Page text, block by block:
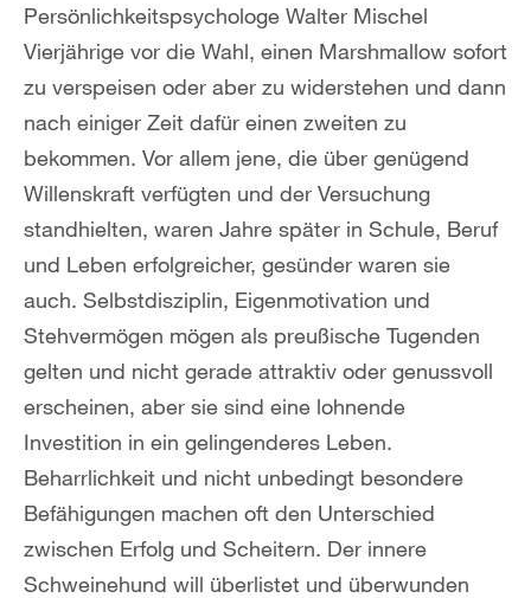
Persönlichkeitspsychologe Walter Mischel
Vierjährige vor die Wahl, einen Marshmallow sofort
zu verspeisen oder aber zu widerstehen und dann
nach einiger Zeit dafür einen zweiten zu
bekommen. Vor allem jene, die über genügend
Willenskraft verfügten und der Versuchung
standhielten, waren Jahre später in Schule, Beruf
und Leben erfolgreicher, gesünder waren sie
auch. Selbstdisziplin, Eigenmotivation und
Stehvermögen mögen als preußische Tugenden
gelten und nicht gerade attraktiv oder genussvoll
erscheinen, aber sie sind eine lohnende
Investition in ein gelingenderes Leben.
Beharrlichkeit und nicht unbedingt besondere
Befähigungen machen oft den Unterschied
zwischen Erfolg und Scheitern. Der innere
Schweinehund will überlistet und überwunden